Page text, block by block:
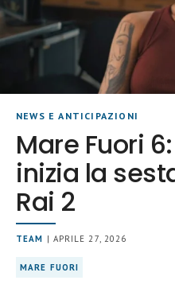
NEWS E ANTICIPAZIONI
Mare Fuori
inizia la
Rai 2
TEAM | APRILE 27, 2026
MARE FUORI